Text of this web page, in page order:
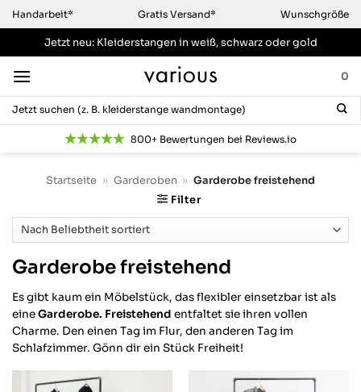
Zum
Inhalt
springen
Handarbeit* Gratis Versand* Wunschgröße
Jetzt neu: Kleiderstangenin weiß, schwarz oder gold
0
Suchen
nach:
800+ Bewertungen bei Reviews.io
Startseite » Garderoben » Garderobe freistehend
Filter
Garderobe freistehend
Es gibt kaum ein Möbelstück, das flexibler einsetzbar ist als
eineGarderobe. Freistehend entfaltet sie ihren vollen
Charme. Den einen Tag im Flur, den anderen Tag im
Schlafzimmer. Gönn dir ein Stück Freiheit!